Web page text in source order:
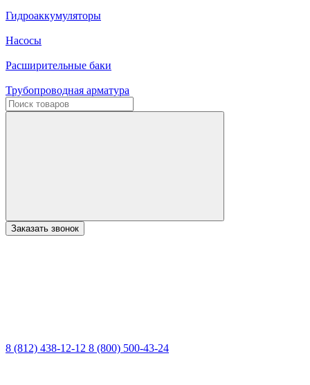
Гидроаккумуляторы
Насосы
Расширительные баки
Трубопроводная арматура
Заказать звонок
8 (812) 438-12-12 8 (800) 500-43-24